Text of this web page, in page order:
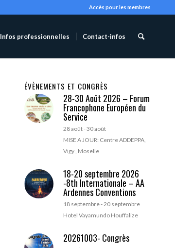
Accès pour les membres
Infos professionnelles Contact-infos
ÉVÈNEMENTS ET CONGRÈS
28-30 Août 2026 – Forum
Francophone Européen du
Service
28 août-30 août
MISE A JOUR: Centre ADDEPPA,
Vigy , Moselle
18-20 septembre 2026
-8th Internationale – AA
Ardennes Conventions
18 septembre-20 septembre
Hotel Vayamundo Houffalize
20261003- Congrès